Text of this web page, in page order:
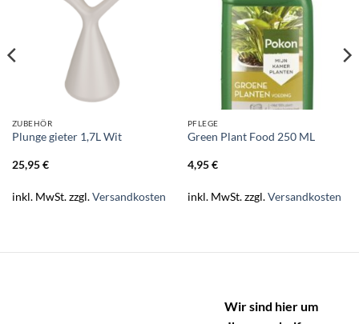
ZUBEHÖR
Plunge gieter 1,7L Wit
25,95€
inkl. MwSt.zzgl.Versandkosten
PFLEGE
Green Plant Food 250 ML
4,95€
inkl. MwSt.zzgl.Versandkosten
Wir sind hier um